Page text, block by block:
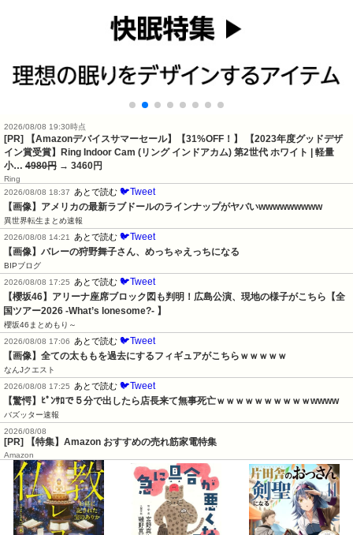
2026/08/08 19:30時点
[PR] 【Amazonデバイスサマーセール】【31%OFF！】 【2023年度グッドデザ
イン賞受賞】Ring Indoor Cam (リング インドアカム) 第2世代 ホワイト | 軽量
小… 4980円 → 3460円
Ring
2026/08/08 18:37
あとで読む 🐦Tweet
【画像】アメリカの最新ラブドールのラインナップがヤバいwwwwwwwww
異世界転生まとめ速報
2026/08/08 14:21
あとで読む 🐦Tweet
【画像】バレーの狩野舞子さん、めっちゃえっちになる
BIPブログ
2026/08/08 17:25
あとで読む 🐦Tweet
【櫻坂46】アリーナ座席ブロック図も判明！広島公演、現地の様子がこちら【全
国ツアー2026 -What’s lonesome?- 】
櫻坂46まとめもり～
2026/08/08 17:06
あとで読む 🐦Tweet
【画像】全ての太ももを過去にするフィギュアがこちらｗｗｗｗｗ
なんJクエスト
2026/08/08 17:25
あとで読む 🐦Tweet
【驚愕】ﾋﾟﾝｻﾛで５分で出したら店長来て無事死亡ｗｗｗｗｗｗｗｗｗｗwwww
バズッター速報
2026/08/08
[PR] 【特集】Amazon おすすめの売れ筋家電特集
Amazon